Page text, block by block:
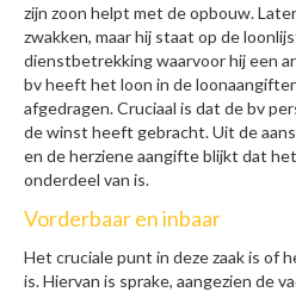
zijn zoon helpt met de opbouw.
zwakken, maar hij staat op de
dienstbetrekking waarvoor hij een
bv heeft het loon in de
afgedragen. Cruciaal is dat de bv
de winst heeft gebracht. Uit de
en de herziene aangifte blijkt dat
onderdeel van is.
Vorderbaar en inbaar
Het cruciale punt in deze zaak is of
is. Hiervan is sprake, aangezien de